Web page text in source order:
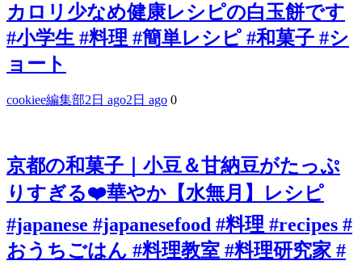
カロリ少なめ健康レシピの白玉餅です
#小学生 #料理 #簡単レシピ #和菓子 #シ
ョート
cookiee編集部2日 ago2日 ago 0
京都の和菓子｜小豆＆甘納豆がたっぷ
りすぎる❤️華やか【水無月】レシピ
#japanese #japanesefood #料理 #recipes #
おうちごはん #料理教室 #料理研究家 #